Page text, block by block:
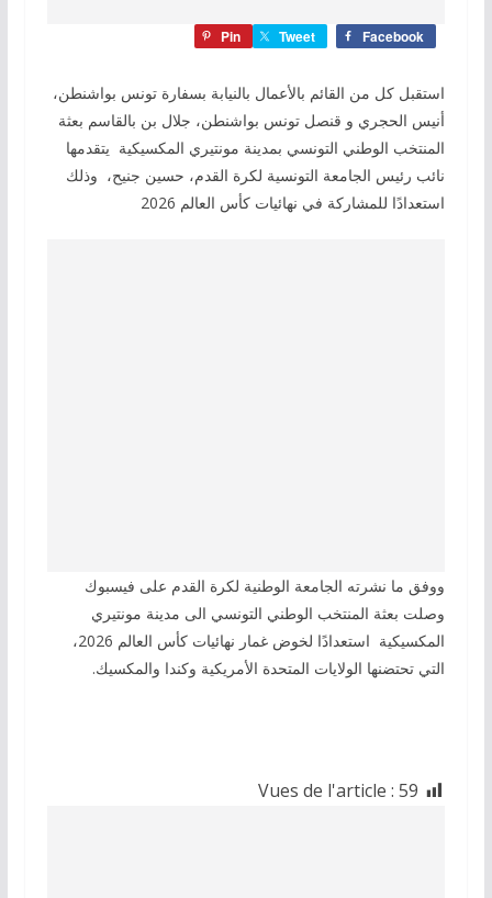
Facebook
Tweet
Pin
استقبل كل من القائم بالأعمال بالنيابة بسفارة تونس بواشنطن،
أنيس الحجري و قنصل تونس بواشنطن، جلال بن بالقاسم بعثة
المنتخب الوطني التونسي بمدينة مونتيري المكسيكية يتقدمها
نائب رئيس الجامعة التونسية لكرة القدم، حسين جنيح، وذلك
استعدادًا للمشاركة في نهائيات كأس العالم 2026
ووفق ما نشرته الجامعة الوطنية لكرة القدم على فيسبوك
وصلت بعثة المنتخب الوطني التونسي الى مدينة مونتيري
المكسيكية استعدادًا لخوض غمار نهائيات كأس العالم 2026،
التي تحتضنها الولايات المتحدة الأمريكية وكندا والمكسيك.
Vues de l'article : 59